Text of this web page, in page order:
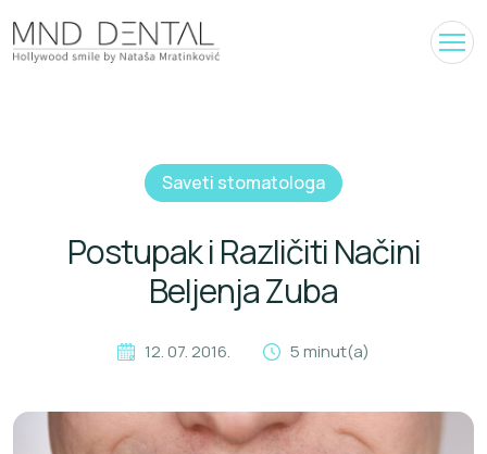
Saveti stomatologa
Postupak i Različiti Načini
Beljenja Zuba
12. 07. 2016. 5 minut(a)